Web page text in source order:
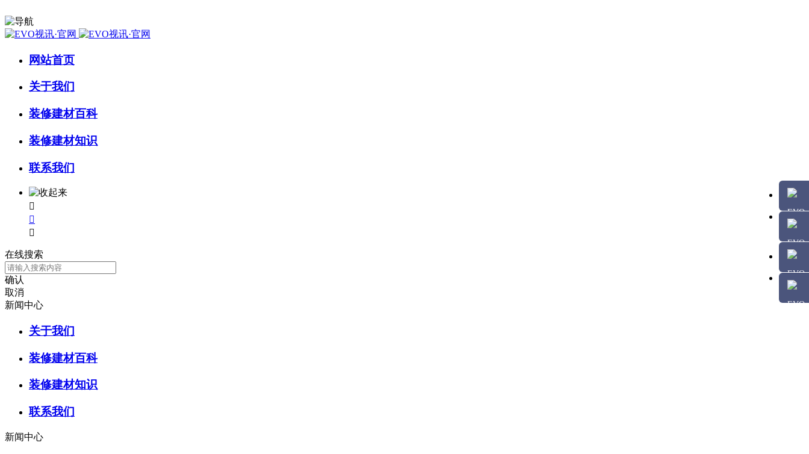
网站首页
关于我们
装修建材百科
装修建材知识
联系我们



在线搜索
确认
取消
新闻中心
关于我们
装修建材百科
装修建材知识
联系我们
新闻中心